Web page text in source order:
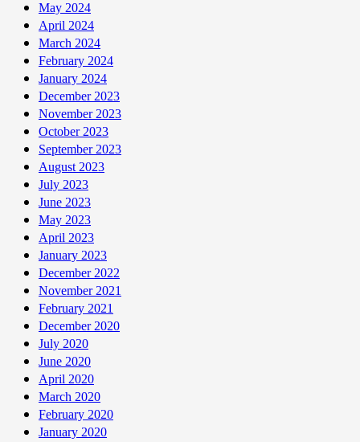
May 2024
April 2024
March 2024
February 2024
January 2024
December 2023
November 2023
October 2023
September 2023
August 2023
July 2023
June 2023
May 2023
April 2023
January 2023
December 2022
November 2021
February 2021
December 2020
July 2020
June 2020
April 2020
March 2020
February 2020
January 2020